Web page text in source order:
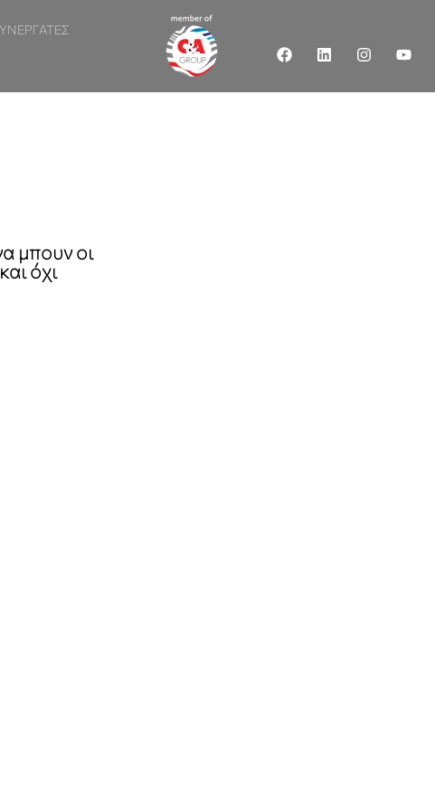
μπουν οι
όχι